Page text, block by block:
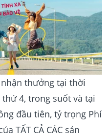
thưởng tại thời
4, trong suốt và tại
đầu tiên, tỷ trọng Phí
TẤT CẢ CÁC sản